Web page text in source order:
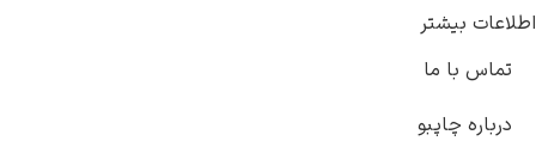
اطلاعات بیشتر
تماس با ما
درباره چاپبو